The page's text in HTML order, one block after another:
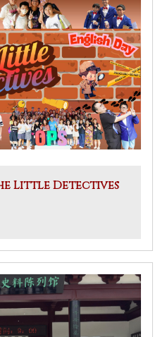
Little Detectives